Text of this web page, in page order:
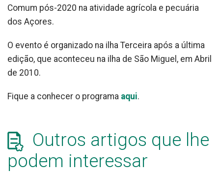
Comum pós-2020 na atividade agrícola e pecuária
dos Açores.
O evento é organizado na ilha Terceira após a última
edição, que aconteceu na ilha de São Miguel, em Abril
de 2010.
Fique a conhecer o programa aqui.
Outros artigos que lhe
podem interessar